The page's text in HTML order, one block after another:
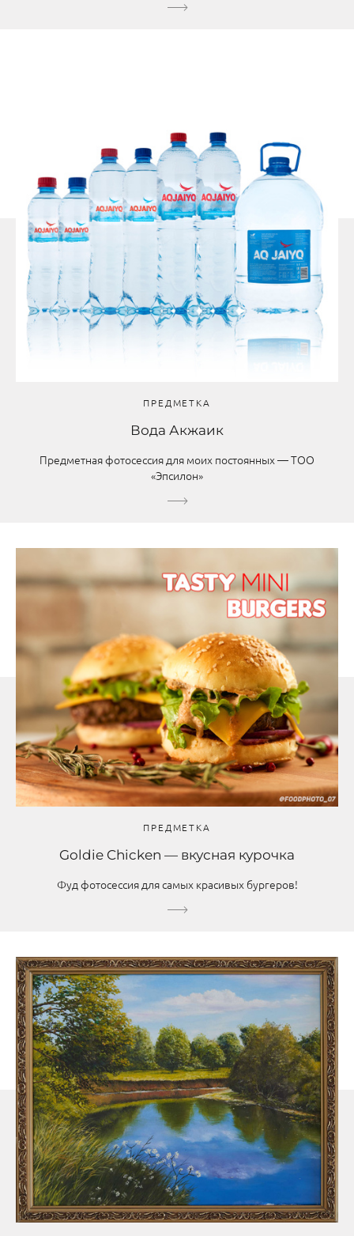
ПРЕДМЕТКА
Вода Акжаик
Предметная фотосессия для моих постоянных — ТОО
«Эпсилон»
ПРЕДМЕТКА
Goldie Chicken — вкусная курочка
Фуд фотосессия для самых красивых бургеров!